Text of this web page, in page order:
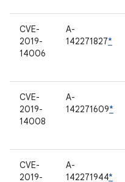
CVE-
2019-
14006
A-
142271827*
CVE-
2019-
14008
A-
142271609*
CVE-
2019-
A-
142271944*